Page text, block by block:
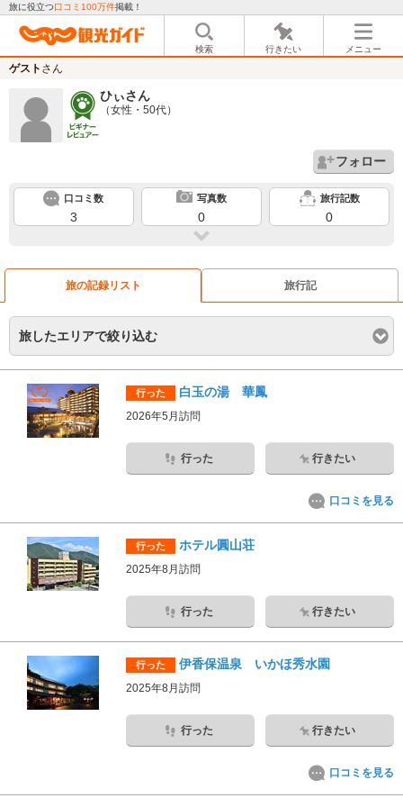
旅に役立つ口コミ100万件掲載！
検索 行きたい メニュー
ゲスト さん
ひぃさん
（女性・50代）
フォロー
口コミ数
3
写真数
0
旅行記数
0
旅の記録リスト 旅行記
旅したエリアで絞り込む
行った 白玉の湯 華鳳
2026年5月訪問
行った 行きたい
口コミを見る
行った ホテル圓山荘
2025年8月訪問
行った 行きたい
行った 伊香保温泉 いかほ秀水園
2025年8月訪問
行った 行きたい
口コミを見る